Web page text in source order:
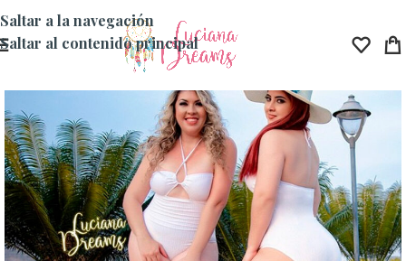
Saltar a la navegación
Saltar al contenido principal